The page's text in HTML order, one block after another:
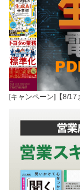
[キャンペーン]【8/